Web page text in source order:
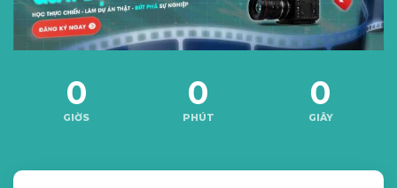
0
GIỜS
0
PHÚT
0
GIÂY